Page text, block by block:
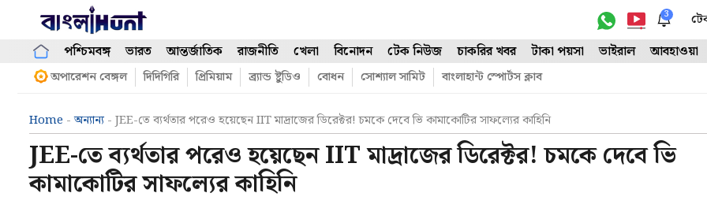
content
3
পশ্চিমবঙ্গ ভারত আন্তর্জাতিক রাজনীতি খেলা বিনোদন টেক নিউজ চাকরির খবর টাকা পয়সা ভাইরাল আবহাওয়া
অপারেশন বেঙ্গল দিদিগিরি প্রিমিয়াম ব্র্যান্ড ষ্টুডিও বোধন সোশ্যাল সামিট বাংলাহান্ট স্পোর্টস ক্লাব
Home -অন্যান্য- JEE-তে ব্যর্থতার পরেও হয়েছেন IIT মাদ্রাজের ডিরেক্টর! চমকে দেবে ভি কামাকোটির সাফল্যের কাহিনি
JEE-তে ব্যর্থতার পরেও হয়েছেন IIT মাদ্রাজের ডিরেক্টর! চমকে দেবে ভি
কামাকোটির সাফল্যের কাহিনি